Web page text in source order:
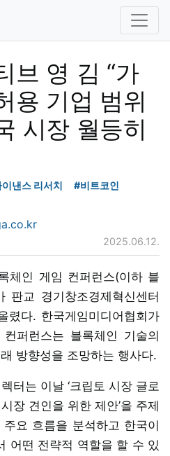
브 영 김 “가
용 기업 범위
시장 월등히
낸스 리서치
#비트코인
2025.06.12.
체인 게임 컨퍼런스(이하 블
판교 경기창조경제혁신센터
렸다. 한국게임미디어협회가
퍼런스는 블록체인 기술의
방향성을 조망하는 행사다.
터는 이날 ‘크립토 시장 글로
장 견인을 위한 제안’을 주제
요 흐름을 분석하고 한국이
어떤 전략적 역할을 할 수 있